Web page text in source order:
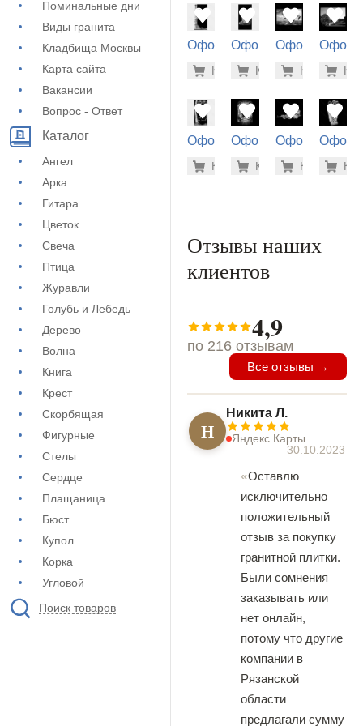
Поминальные дни
Виды гранита
Кладбища Москвы
Карта сайта
Вакансии
Вопрос - Ответ
Каталог
Ангел
Арка
Гитара
Цветок
Свеча
Птица
Журавли
Голубь и Лебедь
Дерево
Волна
Книга
Крест
Скорбящая
Фигурные
Стелы
Сердце
Плащаница
Бюст
Купол
Корка
Угловой
Поиск товаров
Оформление
(72-780)
-7% 5.600
Купить
Оформление
(72-250)
-7%
Купить
Оформление
(73-528)
-
Купить(71-
Оформление
(72-652)
-7% 5.600
Купить
Оформление
(73-402)
-7%
Купить
Оформление
(71-492)
-
Купить(71-
Отзывы наших
клиентов
4,9
по 216 отзывам
Все отзывы →
Н
Никита Л.
Яндекс.Карты
30.10.2023
Оставлю
исключительно
положительный
отзыв за покупку
гранитной плитки.
Были сомнения
заказывать или
нет онлайн,
потому что другие
компании в
Рязанской
области
предлагали сумму